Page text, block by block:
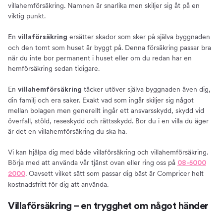
villahemförsäkring. Namnen är snarlika men skiljer sig åt på en
viktig punkt.
En villaförsäkring ersätter skador som sker på själva byggnaden
och den tomt som huset är byggt på. Denna försäkring passar bra
när du inte bor permanent i huset eller om du redan har en
hemförsäkring sedan tidigare.
En villahemförsäkring täcker utöver själva byggnaden även dig,
din familj och era saker. Exakt vad som ingår skiljer sig något
mellan bolagen men generellt ingår ett ansvarsskydd, skydd vid
överfall, stöld, reseskydd och rättsskydd. Bor du i en villa du äger
är det en villahemförsäkring du ska ha.
Vi kan hjälpa dig med både villaförsäkring och villahemförsäkring.
Börja med att använda vår tjänst ovan eller ring oss på 08-5000
2000. Oavsett vilket sätt som passar dig bäst är Compricer helt
kostnadsfritt för dig att använda.
Villaförsäkring – en trygghet om något händer